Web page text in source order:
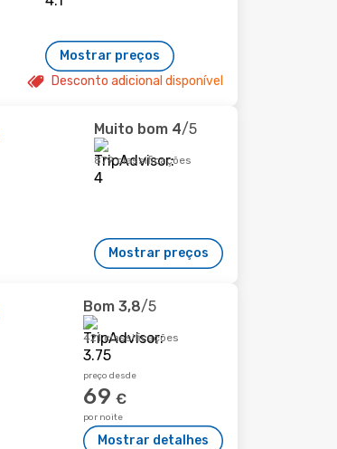
Mostrar preços
Desconto adicional disponível
Muito bom 4/5
879 classificações
Mostrar preços
Bom 3,8/5
421 classificações
preço desde
69 €
por noite
Mostrar detalhes